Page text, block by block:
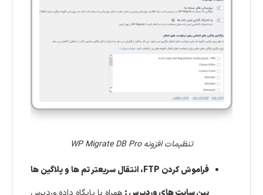
تنظیمات افزونه WP Migrate DB Pro
فراموش کردن FTP، انتقال سریعتر تم ها و پلاگین ها